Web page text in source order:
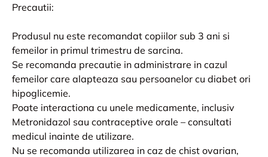
Precautii:
Produsul nu este recomandat copiilor sub 3 ani si
femeilor in primul trimestru de sarcina.
Se recomanda precautie in administrare in cazul
femeilor care alapteaza sau persoanelor cu diabet ori
hipoglicemie.
Poate interactiona cu unele medicamente, inclusiv
Metronidazol sau contraceptive orale – consultati
medicul inainte de utilizare.
Nu se recomanda utilizarea in caz de chist ovarian,